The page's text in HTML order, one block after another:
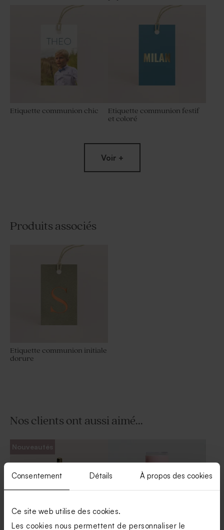
Consentement Détails À propos des cookies
Ce site web utilise des cookies.
Les cookies nous permettent de personnaliser le
Etiquette communion chic
Etiquette communion festif
et coloré
Etiquette communion
Etiquette communion fleurs Etiquette communion
Voir +
Produits associés
Etiquette communion initiale
dorure
Nos clients ont aussi aimé...
Nouveautés